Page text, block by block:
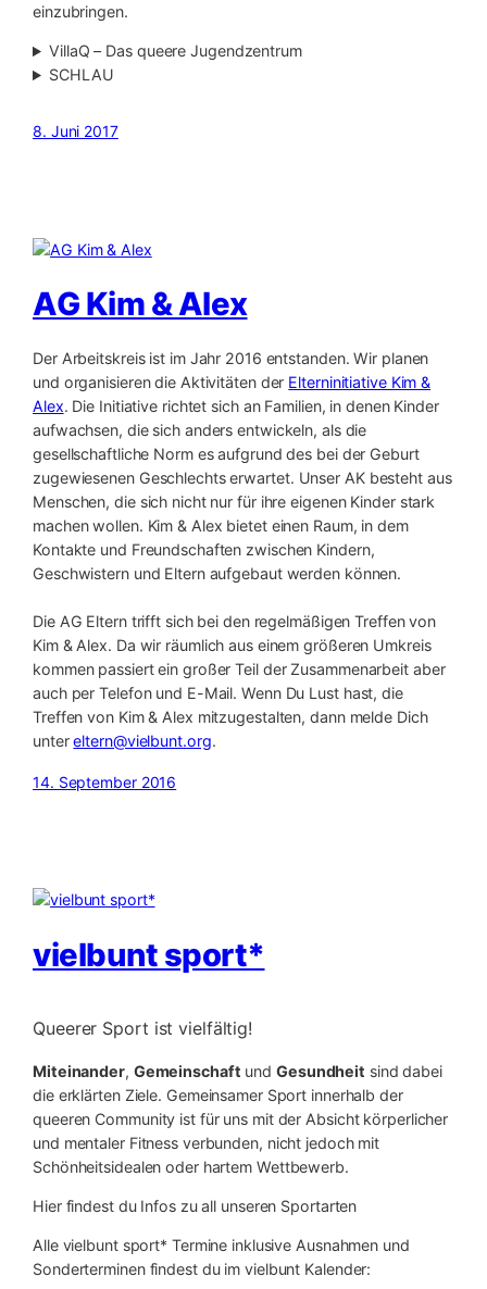
einzubringen.
VillaQ – Das queere Jugendzentrum
SCHLAU
8. Juni 2017
AG Kim & Alex
Der Arbeitskreis ist im Jahr 2016 entstanden. Wir planen
und organisieren die Aktivitäten der Elterninitiative Kim &
Alex. Die Initiative richtet sich an Familien, in denen Kinder
aufwachsen, die sich anders entwickeln, als die
gesellschaftliche Norm es aufgrund des bei der Geburt
zugewiesenen Geschlechts erwartet. Unser AK besteht aus
Menschen, die sich nicht nur für ihre eigenen Kinder stark
machen wollen. Kim & Alex bietet einen Raum, in dem
Kontakte und Freundschaften zwischen Kindern,
Geschwistern und Eltern aufgebaut werden können.
Die AG Eltern trifft sich bei den regelmäßigen Treffen von
Kim & Alex. Da wir räumlich aus einem größeren Umkreis
kommen passiert ein großer Teil der Zusammenarbeit aber
auch per Telefon und E-Mail. Wenn Du Lust hast, die
Treffen von Kim & Alex mitzugestalten, dann melde Dich
untereltern@vielbunt.org.
14. September 2016
vielbunt sport*
Queerer Sport ist vielfältig!
Miteinander, Gemeinschaft undGesundheit sind dabei
die erklärten Ziele. Gemeinsamer Sport innerhalb der
queeren Community ist für uns mit der Absicht körperlicher
und mentaler Fitness verbunden, nicht jedoch mit
Schönheitsidealen oder hartem Wettbewerb.
Hier findest du Infos zu all unseren Sportarten
Alle vielbunt sport* Termine inklusive Ausnahmen und
Sonderterminen findest du im vielbunt Kalender: